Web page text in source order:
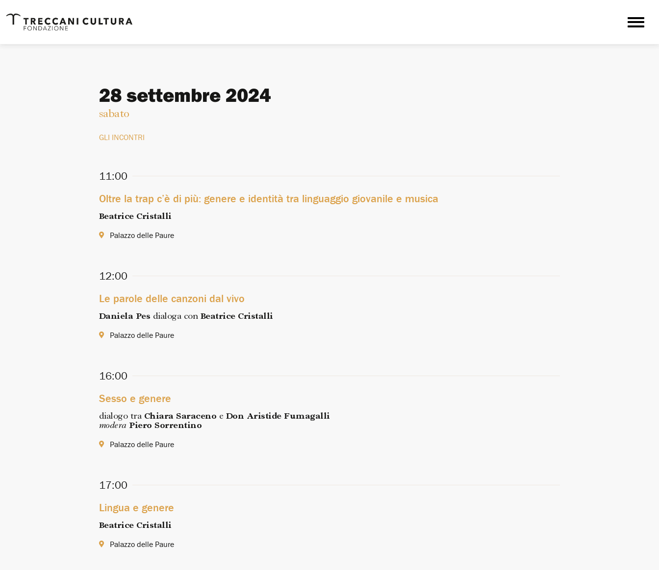
28 settembre 2024
sabato
GLI INCONTRI
11:00
Oltre la trap c’è di più: genere e identità tra linguaggio giovanile e musica
Beatrice Cristalli
Palazzo delle Paure
12:00
Le parole delle canzoni dal vivo
Daniela Pes dialoga con Beatrice Cristalli
Palazzo delle Paure
16:00
Sesso e genere
dialogo tra Chiara Saraceno e Don Aristide Fumagalli
modera Piero Sorrentino
Palazzo delle Paure
17:00
Lingua e genere
Beatrice Cristalli
Palazzo delle Paure